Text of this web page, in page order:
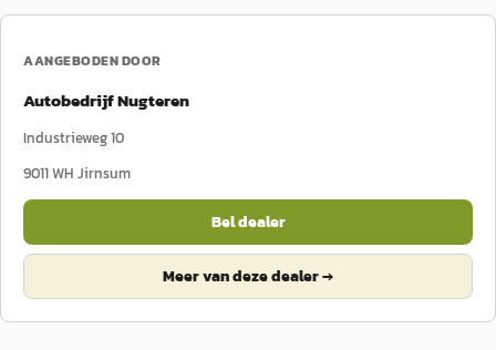
AANGEBODEN DOOR
Autobedrijf Nugteren
Industrieweg 10
9011 WH Jirnsum
Bel dealer
Meer van deze dealer →